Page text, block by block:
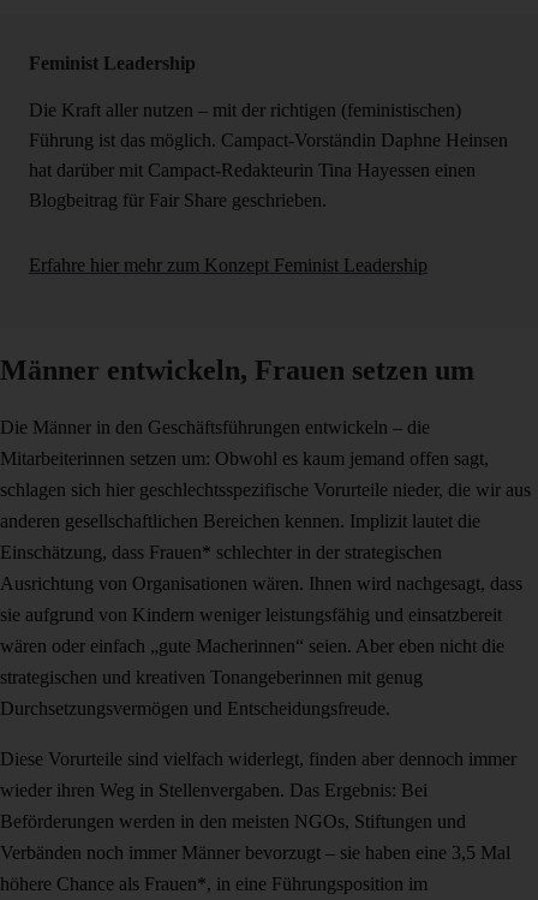
Feminist Leadership
Die Kraft aller nutzen – mit der richtigen (feministischen)
Führung ist das möglich. Campact-Vorständin Daphne Heinsen
hat darüber mit Campact-Redakteurin Tina Hayessen einen
Blogbeitrag für Fair Share geschrieben.
Erfahre hier mehr zum Konzept Feminist Leadership
Männer entwickeln, Frauen setzen um
Die Männer in den Geschäftsführungen entwickeln – die
Mitarbeiterinnen setzen um: Obwohl es kaum jemand offen sagt,
schlagen sich hier geschlechtsspezifische Vorurteile nieder, die wir aus
anderen gesellschaftlichen Bereichen kennen. Implizit lautet die
Einschätzung, dass Frauen* schlechter in der strategischen
Ausrichtung von Organisationen wären. Ihnen wird nachgesagt, dass
sie aufgrund von Kindern weniger leistungsfähig und einsatzbereit
wären oder einfach „gute Macherinnen“ seien. Aber eben nicht die
strategischen und kreativen Tonangeberinnen mit genug
Durchsetzungsvermögen und Entscheidungsfreude.
Diese Vorurteile sind vielfach widerlegt, finden aber dennoch immer
wieder ihren Weg in Stellenvergaben. Das Ergebnis: Bei
Beförderungen werden in den meisten NGOs, Stiftungen und
Verbänden noch immer Männer bevorzugt – sie haben eine 3,5 Mal
höhere Chance als Frauen*, in eine Führungsposition im